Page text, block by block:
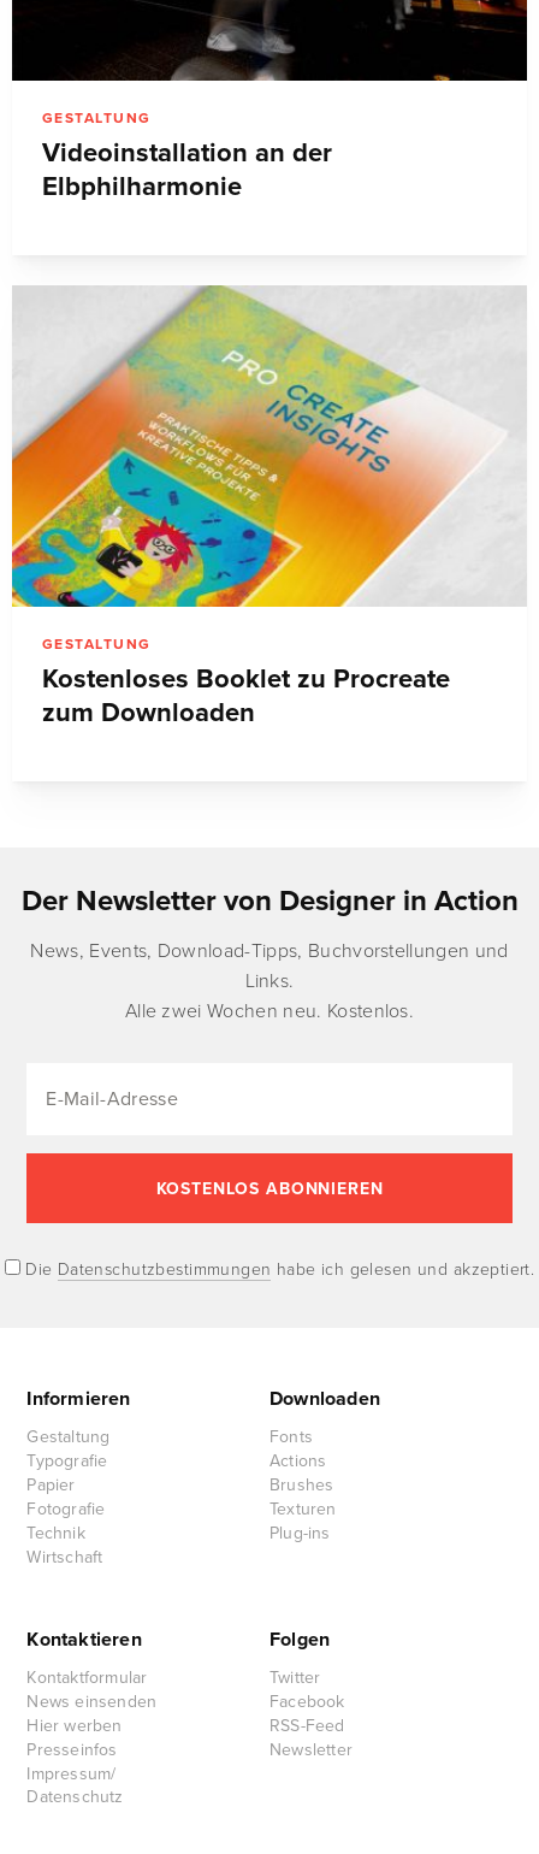
GESTALTUNG
Videoinstallation an der
Elbphilharmonie
GESTALTUNG
Kostenloses Booklet zu Procreate
zum Downloaden
Der Newsletter von Designer in Action
News, Events, Download-Tipps, Buchvorstellungen und
Links.
Alle zwei Wochen neu. Kostenlos.
Die Datenschutzbestimmungen habe ich gelesen und akzeptiert.
Informieren
Gestaltung
Typografie
Papier
Fotografie
Technik
Wirtschaft
Downloaden
Fonts
Actions
Brushes
Texturen
Plug-ins
Kontaktieren
Kontaktformular
News einsenden
Hier werben
Presseinfos
Impressum/
Datenschutz
Folgen
Twitter
Facebook
RSS-Feed
Newsletter